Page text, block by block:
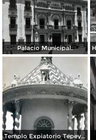
Palacio Municipal.
Templo Expiatorio Tepeyac.